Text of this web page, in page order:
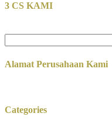
3 CS KAMI
for:
Alamat Perusahaan Kami
Categories